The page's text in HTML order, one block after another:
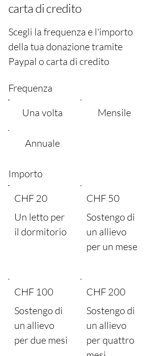
carta di credito
Scegli la frequenza e l'importo
della tua donazione tramite
Paypal o carta di credito
Frequenza
Una volta
Mensile
Annuale
Importo
Un letto per
il dormitorio
CHF 20
Sostengo di
un allievo
per un mese
CHF 50
Sostengo di
un allievo
per due mesi
CHF 100
Sostengo di
un allievo
per quattro
CHF 200